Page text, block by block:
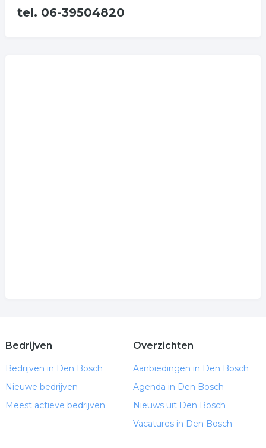
tel. 06-39504820
Bedrijven
Bedrijven in Den Bosch
Nieuwe bedrijven
Meest actieve bedrijven
Overzichten
Aanbiedingen in Den Bosch
Agenda in Den Bosch
Nieuws uit Den Bosch
Vacatures in Den Bosch